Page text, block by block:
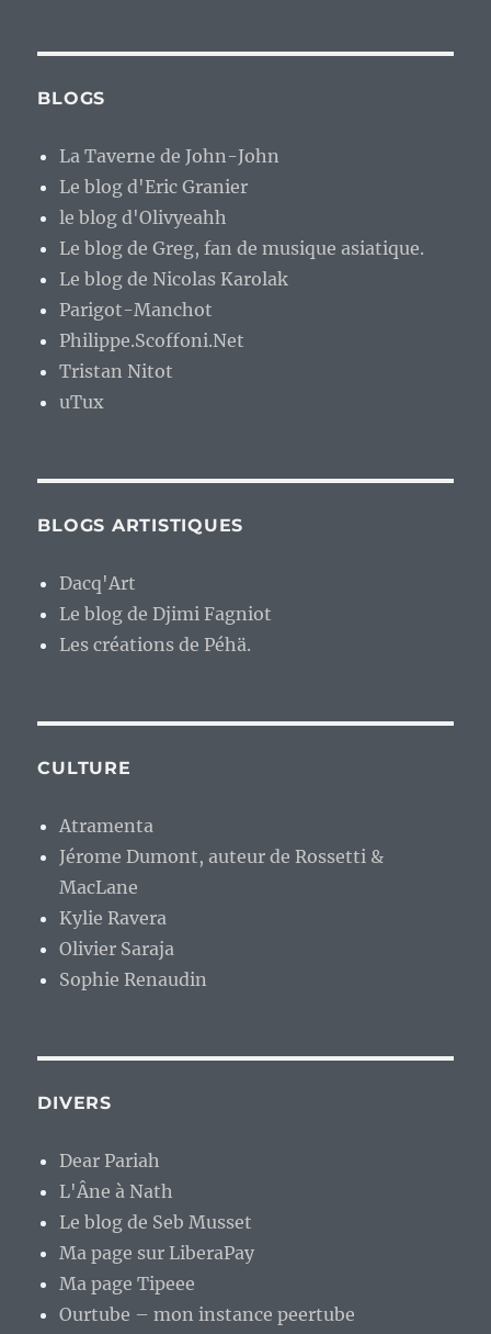
BLOGS
La Taverne de John-John
Le blog d'Eric Granier
le blog d'Olivyeahh
Le blog de Greg, fan de musique asiatique.
Le blog de Nicolas Karolak
Parigot-Manchot
Philippe.Scoffoni.Net
Tristan Nitot
uTux
BLOGS ARTISTIQUES
Dacq'Art
Le blog de Djimi Fagniot
Les créations de Péhä.
CULTURE
Atramenta
Jérome Dumont, auteur de Rossetti &
MacLane
Kylie Ravera
Olivier Saraja
Sophie Renaudin
DIVERS
Dear Pariah
L'Âne à Nath
Le blog de Seb Musset
Ma page sur LiberaPay
Ma page Tipeee
Ourtube – mon instance peertube